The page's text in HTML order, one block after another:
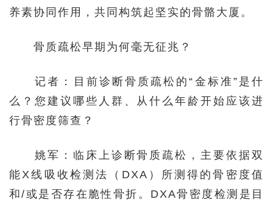
养素协同作用，共同构筑起坚实的骨骼大厦。
骨质疏松早期为何毫无征兆？
记者：目前诊断骨质疏松的“金标准”是什
么？您建议哪些人群、从什么年龄开始应该进
行骨密度筛查？
姚军：临床上诊断骨质疏松，主要依据双
能X线吸收检测法（DXA）所测得的骨密度值
和/或是否存在脆性骨折。DXA骨密度检测是目